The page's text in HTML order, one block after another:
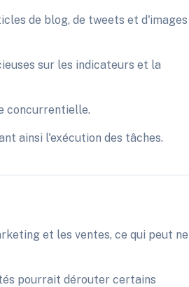
de blog, de tweets et d'images
sur les indicateurs et la
concurrentielle.
ainsi l'exécution des tâches.
et les ventes, ce qui peut ne
pourrait dérouter certains